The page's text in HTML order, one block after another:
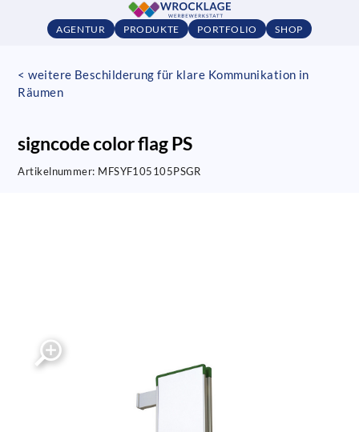
AGENTUR PRODUKTE PORTFOLIO SHOP
< weitere Beschilderung für klare Kommunikation in
Räumen
signcode color flag PS
Artikelnummer: MFSYF105105PSGR